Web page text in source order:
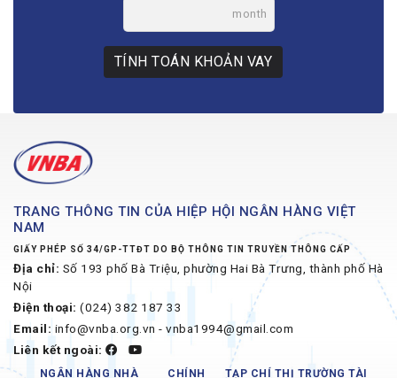
month
TÍNH TOÁN KHOẢN VAY
TRANG THÔNG TIN CỦA HIỆP HỘI NGÂN HÀNG VIỆT
NAM
GIẤY PHÉP SỐ 34/GP-TTĐT DO BỘ THÔNG TIN TRUYỀN THÔNG CẤP
Địa chỉ: Số 193 phố Bà Triệu, phường Hai Bà Trưng, thành phố Hà
Nội
Điện thoại: (024) 382 187 33
Email: info@vnba.org.vn - vnba1994@gmail.com
Liên kết ngoài:
NGÂN HÀNG NHÀ CHÍNH TẠP CHÍ THỊ TRƯỜNG TÀI